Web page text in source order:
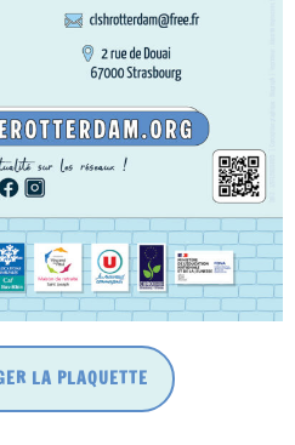
LA PLAQUETTE